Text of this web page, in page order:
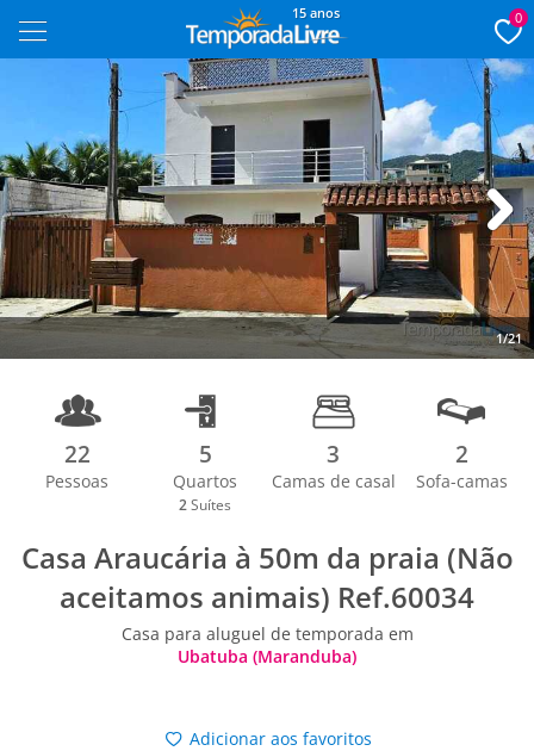
15 anos 0
1/21
Next
22
Pessoas
5
Quartos
2 Suítes
3
Camas de casal
2
Sofa-camas
Casa Araucária à 50m da praia (Não
aceitamos animais) Ref.60034
Casa para aluguel de temporada em
Ubatuba (Maranduba)
Adicionar aos favoritos